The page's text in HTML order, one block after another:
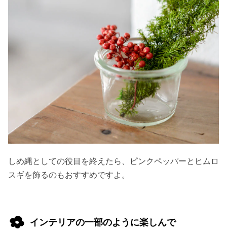
しめ縄としての役目を終えたら、ピンクペッパーとヒムロ
スギを飾るのもおすすめですよ。
インテリアの一部のように楽しんで